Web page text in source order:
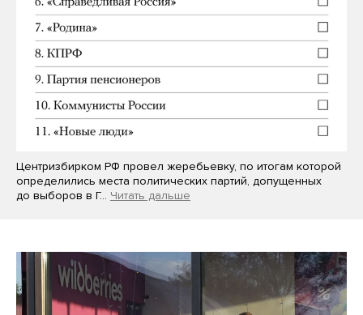
Центризбирком РФ провел жеребьевку, по итогам которой
определились места политических партий, допущенных
до выборов в Г… Читать дальше